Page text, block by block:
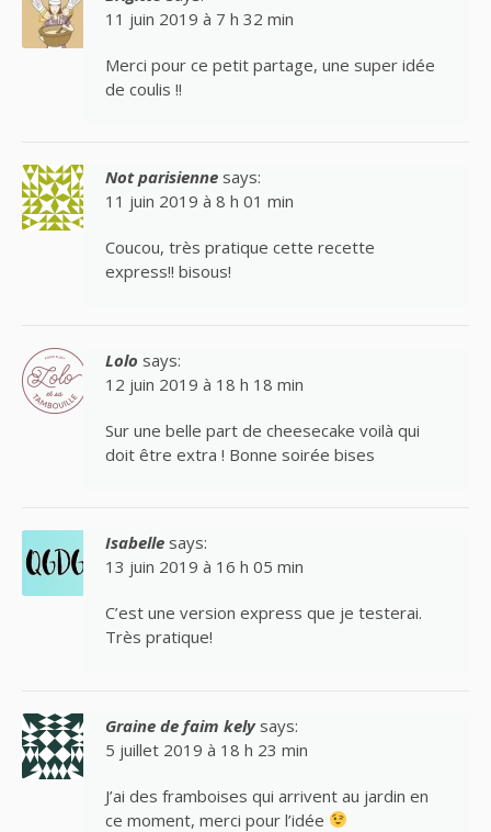
11 juin 2019 à 7 h 32 min
Merci pour ce petit partage, une super idée
de coulis !!
Not parisienne says:
11 juin 2019 à 8 h 01 min
Coucou, très pratique cette recette
express!! bisous!
Lolo says:
12 juin 2019 à 18 h 18 min
Sur une belle part de cheesecake voilà qui
doit être extra ! Bonne soirée bises
Isabelle says:
13 juin 2019 à 16 h 05 min
C’est une version express que je testerai.
Très pratique!
Graine de faim kely says:
5 juillet 2019 à 18 h 23 min
J’ai des framboises qui arrivent au jardin en
ce moment, merci pour l’idée